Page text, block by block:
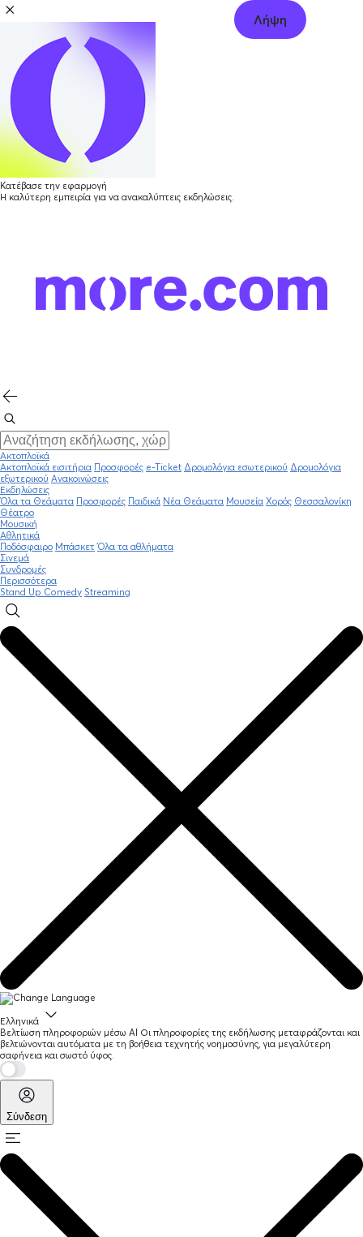
Κατέβασε την εφαρμογή
Η καλύτερη εμπειρία για να ανακαλύπτεις εκδηλώσεις.
Λήψη
Ακτοπλοϊκά
Ακτοπλοϊκά εισιτήρια Προσφορές e-Ticket Δρομολόγια εσωτερικού Δρομολόγια
εξωτερικού Ανακοινώσεις
Εκδηλώσεις
Όλα τα Θεάματα Προσφορές Παιδικά Νέα Θεάματα Μουσεία Χορός Θεσσαλονίκη
Θέατρο
Μουσική
Αθλητικά
Ποδόσφαιρο Μπάσκετ Όλα τα αθλήματα
Σινεμά
Συνδρομές
Περισσότερα
Stand Up Comedy Streaming
Ελληνικά
Βελτίωση πληροφοριών μέσω AI Οι πληροφορίες της εκδήλωσης μεταφράζονται και
βελτιώνονται αυτόματα με τη βοήθεια τεχνητής νοημοσύνης, για μεγαλύτερη
σαφήνεια και σωστό ύφος.
Σύνδεση